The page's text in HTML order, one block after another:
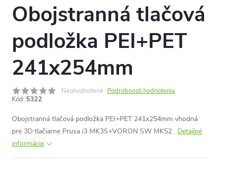
Obojstranná tlačová
podložka PEI+PET
241x254mm
Neohodnotené Podrobnosti hodnotenia
Kód: 5322
Obojstranná tlačová podložka PEI+PET 241x254mm vhodná
pre 3D tlačiarne Prusa i3 MK3S+VORON SW MK52 . Detailné
informácie